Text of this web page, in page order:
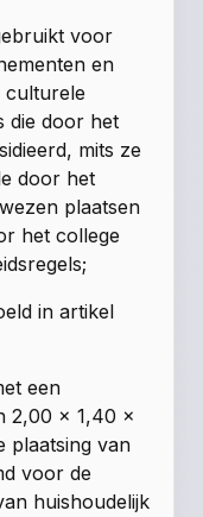
voor
en
culturele
die door het
mits ze
door het
plaatsen
het college
in artikel
een
2,00 x 1,40 x
plaatsing van
voor de
huishoudelijk